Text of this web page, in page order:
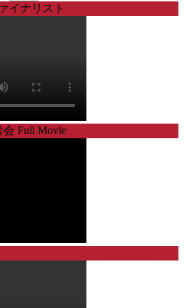
イナリスト
会 Full Movie